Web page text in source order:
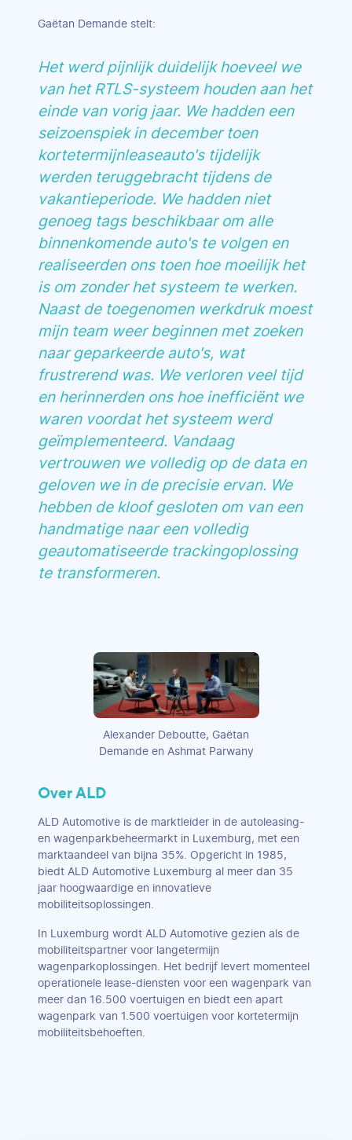
Gaëtan Demande stelt:
Het werd pijnlijk duidelijk hoeveel we
van het RTLS-systeem houden aan het
einde van vorig jaar. We hadden een
seizoenspiek in december toen
kortetermijnleaseauto's tijdelijk
werden teruggebracht tijdens de
vakantieperiode. We hadden niet
genoeg tags beschikbaar om alle
binnenkomende auto's te volgen en
realiseerden ons toen hoe moeilijk het
is om zonder het systeem te werken.
Naast de toegenomen werkdruk moest
mijn team weer beginnen met zoeken
naar geparkeerde auto's, wat
frustrerend was. We verloren veel tijd
en herinnerden ons hoe inefficiënt we
waren voordat het systeem werd
geïmplementeerd. Vandaag
vertrouwen we volledig op de data en
geloven we in de precisie ervan. We
hebben de kloof gesloten om van een
handmatige naar een volledig
geautomatiseerde trackingoplossing
te transformeren.
Alexander Deboutte, Gaëtan
Demande en Ashmat Parwany
Over ALD
ALD Automotive is de marktleider in de autoleasing-
en wagenparkbeheermarkt in Luxemburg, met een
marktaandeel van bijna 35%. Opgericht in 1985,
biedt ALD Automotive Luxemburg al meer dan 35
jaar hoogwaardige en innovatieve
mobiliteitsoplossingen.
In Luxemburg wordt ALD Automotive gezien als de
mobiliteitspartner voor langetermijn
wagenparkoplossingen. Het bedrijf levert momenteel
operationele lease-diensten voor een wagenpark van
meer dan 16.500 voertuigen en biedt een apart
wagenpark van 1.500 voertuigen voor kortetermijn
mobiliteitsbehoeften.